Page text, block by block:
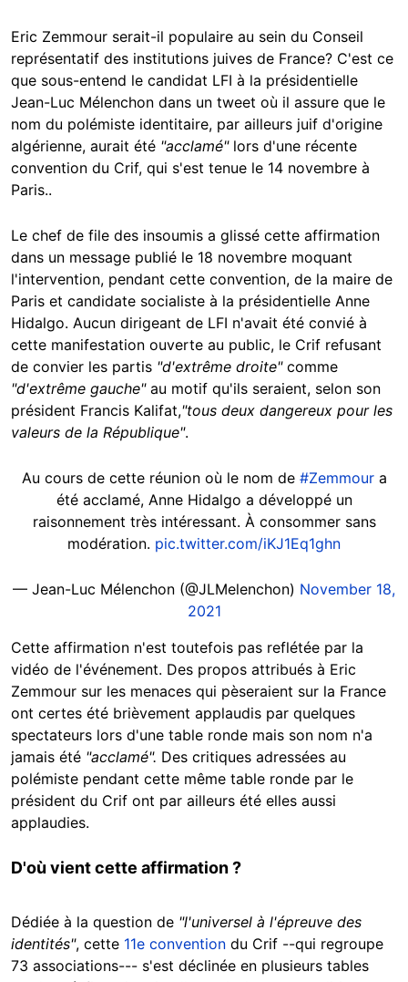
Eric Zemmour serait-il populaire au sein du Conseil
représentatif des institutions juives de France? C'est ce
que sous-entend le candidat LFI à la présidentielle
Jean-Luc Mélenchon dans un tweet où il assure que le
nom du polémiste identitaire, par ailleurs juif d'origine
algérienne, aurait été "acclamé" lors d'une récente
convention du Crif, qui s'est tenue le 14 novembre à
Paris..
Le chef de file des insoumis a glissé cette affirmation
dans un message publié le 18 novembre moquant
l'intervention, pendant cette convention, de la maire de
Paris et candidate socialiste à la présidentielle Anne
Hidalgo. Aucun dirigeant de LFI n'avait été convié à
cette manifestation ouverte au public, le Crif refusant
de convier les partis "d'extrême droite" comme
"d'extrême gauche"au motif qu'ils seraient, selon son
président Francis Kalifat,"tous deux dangereux pour les
valeurs de la République".
Au cours de cette réunion où le nom de #Zemmoura
été acclamé, Anne Hidalgo a développé un
raisonnement très intéressant. À consommer sans
modération. pic.twitter.com/iKJ1Eq1ghn
— Jean-Luc Mélenchon (@JLMelenchon) November 18,
2021
Cette affirmation n'est toutefois pas reflétée par la
vidéo de l'événement. Des propos attribués à Eric
Zemmour sur les menaces qui pèseraient sur la France
ont certes été brièvement applaudis par quelques
spectateurs lors d'une table ronde mais son nom n'a
jamais été "acclamé". Des critiques adressées au
polémiste pendant cette même table ronde par le
président du Crif ont par ailleurs été elles aussi
applaudies.
D'où vient cette affirmation ?
Dédiée à la question de "l'universel à l'épreuve des
identités", cette 11e convention du Crif --qui regroupe
73 associations--- s'est déclinée en plusieurs tables